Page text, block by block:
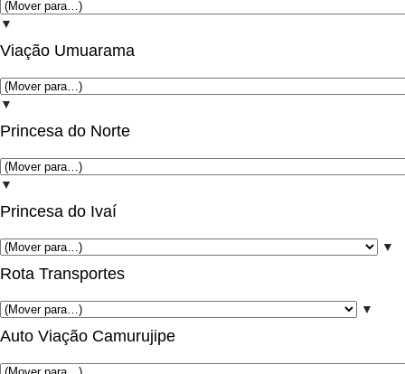
▼
Viação Umuarama
▼
Princesa do Norte
▼
Princesa do Ivaí
▼
Rota Transportes
▼
Auto Viação Camurujipe